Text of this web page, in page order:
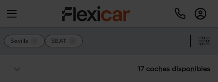
Sevilla SEAT
17 coches disponibles